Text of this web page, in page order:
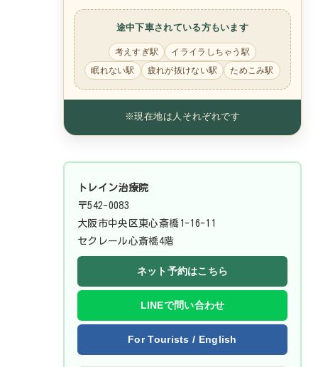
途中下車されている方もいます
考えすぎ駅
イライラしちゃう駅
眠れない駅
疲れが抜けない駅 ためこみ駅
※現在地は人それぞれです
トレイン治療院
〒542-0083
大阪市中央区東心斎橋1-16-11
セクレール心斎橋4階
ネット予約はこちら
LINEで問い合わせ
For Tourists / English